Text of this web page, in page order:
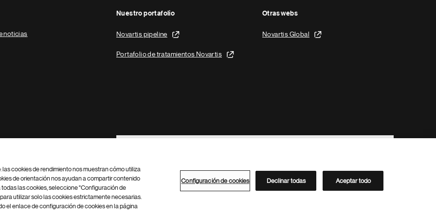
noticias
Nuestro portafolio
Novartis pipeline
Portafolio de tratamientos Novartis
Otras webs
Novartis Global
Footer Site Search
Configuración de cookies Mapa del sitio
Directorio de Novartis
cookies de rendimiento nos muestran cómo utiliza
de orientación nos ayudan a compartir contenido
las cookies, seleccione "Configuración de
utilizar solo las cookies estrictamente necesarias.
el enlace de configuración de cookies en la página
Configuración de cookies Declinar todas Aceptar todo